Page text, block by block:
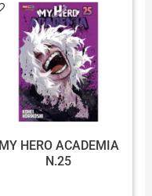
MY HERO ACADEMIA
N.25